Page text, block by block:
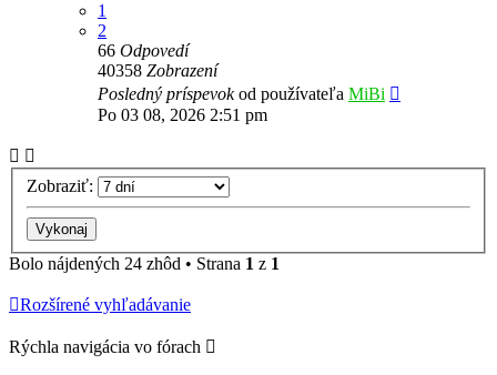
1
2
66 Odpovedí
40358 Zobrazení
Posledný príspevokod používateľa MiBi
Po 03 08, 2026 2:51 pm
Zobraziť:
Bolo nájdených 24 zhôd • Strana 1 z 1
Rozšírené vyhľadávanie
Rýchla navigácia vo fórach